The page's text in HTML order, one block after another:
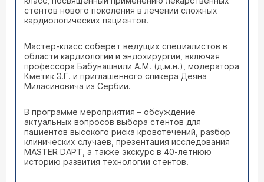
стентов нового поколения в лечении сложных
кардиологических пациентов.
Мастер-класс соберет ведущих специалистов в
области кардиологии и эндохирургии, включая
профессора Бабунашвили А.М. (д.м.н.), модератора
Кметик Э.Г. и приглашенного спикера Деяна
Миласиновича из Сербии.
В программе мероприятия – обсуждение
актуальных вопросов выбора стентов для
пациентов высокого риска кровотечений, разбор
клинических случаев, презентация исследования
MASTER DAPT, а также экскурс в 40-летнюю
историю развития технологии стентов.